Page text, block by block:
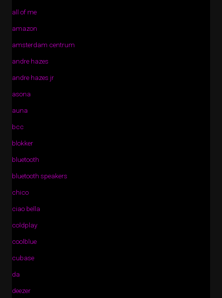
all of me
amazon
amsterdam centrum
andre hazes
andre hazes jr
asona
auna
bcc
blokker
bluetooth
bluetooth speakers
chico
ciao bella
coldplay
coolblue
cubase
da
deezer